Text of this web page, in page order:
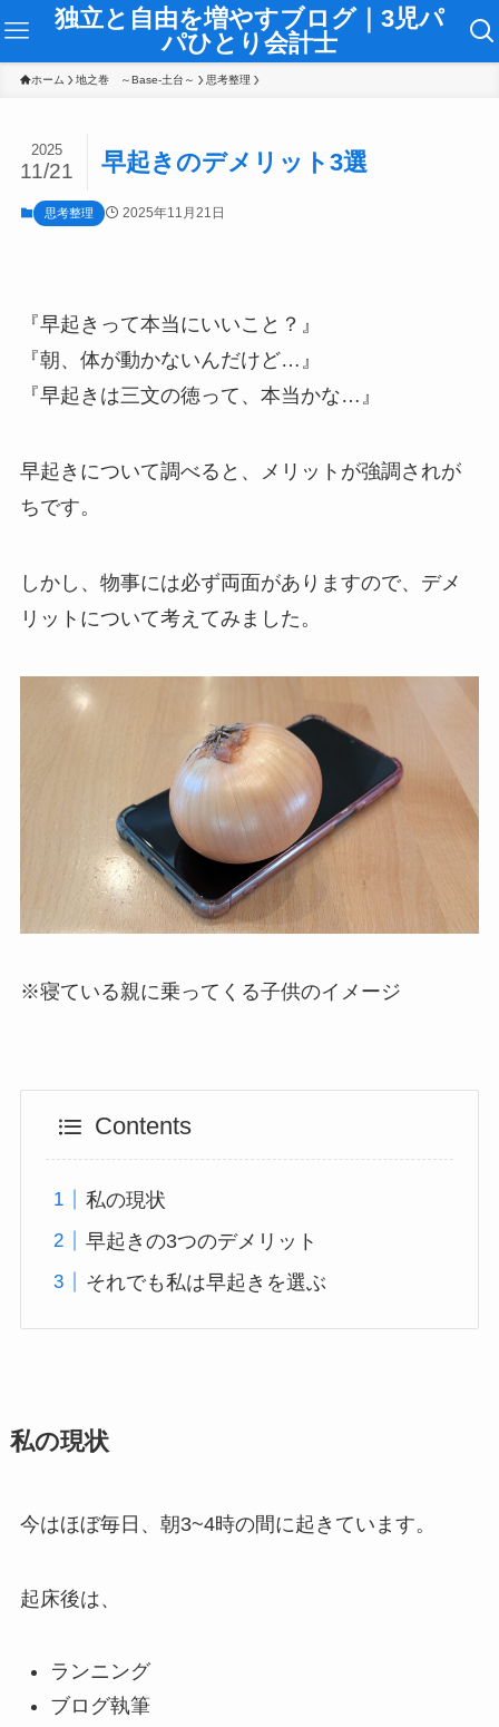
独立と自由を増やすブログ｜3児パ
パひとり会計士
ホーム 地之巻 ～Base-土台～ 思考整理
早起きのデメリット3選
2025
11/21
思考整理 2025年11月21日
『早起きって本当にいいこと？』
『朝、体が動かないんだけど…』
『早起きは三文の徳って、本当かな…』
早起きについて調べると、メリットが強調されが
ちです。
しかし、物事には必ず両面がありますので、デメ
リットについて考えてみました。
※寝ている親に乗ってくる子供のイメージ
Contents
私の現状
早起きの3つのデメリット
それでも私は早起きを選ぶ
私の現状
今はほぼ毎日、朝3~4時の間に起きています。
起床後は、
ランニング
ブログ執筆